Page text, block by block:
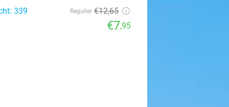
339 Regulier €12,65
€7,95